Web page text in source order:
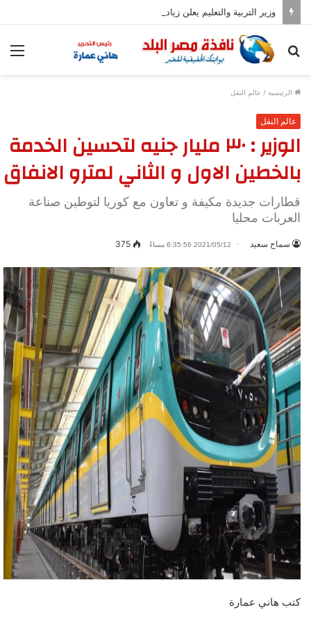
بحث
الرئيسية / عالم النقل
عالم النقل
الوزير : ٣٠ مليار جنيه لتحسين الخدمة
بالخطين الاول و الثاني لمترو الانفاق
قطارات جديدة مكيفة و تعاون مع كوريا لتوطين صناعة
العربات محليا
سماح سعيد 2021/05/12 6:35:56 مساءً 375
كتب هاني عمارة